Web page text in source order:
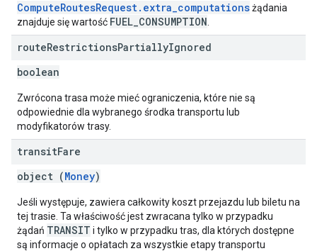
ComputeRoutesRequest.extra_computationsżądania
znajduje się wartość FUEL_CONSUMPTION
routeRestrictionsPartiallyIgnored
boolean
Zwrócona trasa może mieć ograniczenia, które nie są
odpowiednie dla wybranego środka transportu lub
modyfikatorów trasy.
transitFare
object (Money)
Jeśli występuje, zawiera całkowity koszt przejazdu lub biletu na
tej trasie. Ta właściwość jest zwracana tylko w przypadku
żądań TRANSIT i tylko w przypadku tras, dla których dostępne
są informacje o opłatach za wszystkie etapy transportu